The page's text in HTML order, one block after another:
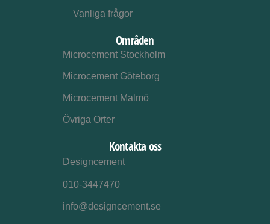
Vanliga frågor
Områden
Microcement Stockholm
Microcement Göteborg
Microcement Malmö
Övriga Orter
Kontakta oss
Designcement
010-3447470
info@designcement.se